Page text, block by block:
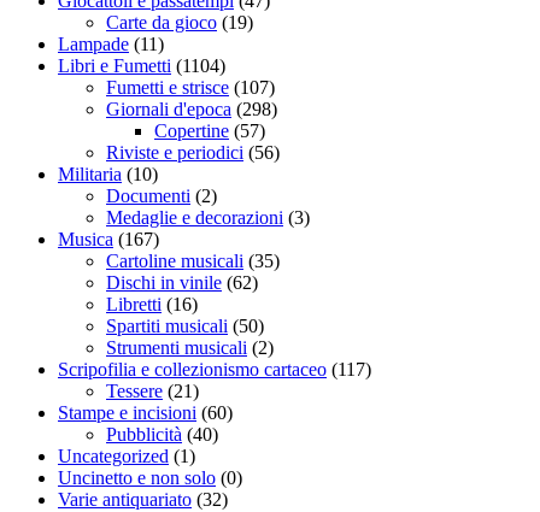
Carte da gioco (19)
Lampade (11)
Libri e Fumetti (1104)
Fumetti e strisce (107)
Giornali d'epoca (298)
Copertine (57)
Riviste e periodici (56)
Militaria (10)
Documenti (2)
Medaglie e decorazioni (3)
Musica (167)
Cartoline musicali (35)
Dischi in vinile (62)
Libretti (16)
Spartiti musicali (50)
Strumenti musicali (2)
Scripofilia e collezionismo cartaceo (117)
Tessere (21)
Stampe e incisioni (60)
Pubblicità (40)
Uncategorized (1)
Uncinetto e non solo (0)
Varie antiquariato (32)